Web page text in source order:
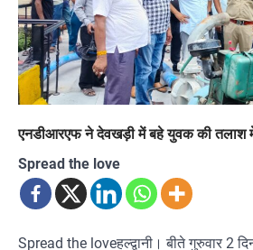
एनडीआरएफ ने देवखड़ी में बहे युवक की तलाश
Spread the love
Spread the loveहल्द्वानी। बीते गुरुवार 2